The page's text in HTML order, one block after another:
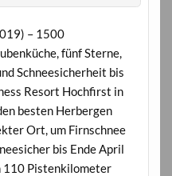
– 1500
fünf Sterne,
Schneesicherheit bis
Resort Hochfirst in
besten Herbergen
Ort, um Firnschnee
bis Ende April
Pistenkilometer